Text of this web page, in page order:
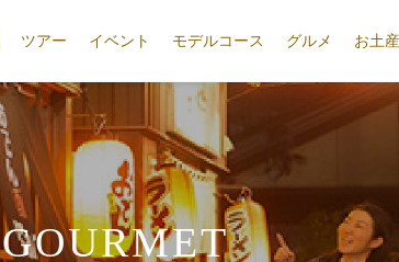
ツアー イベント モデルコース グルメ お土産
GOURMET